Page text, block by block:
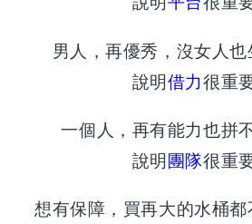
男人，再優秀，沒女人也
說明借力很重要
一個人，再有能力也拼
說明團隊很重要
想有保障，買再大的水桶都